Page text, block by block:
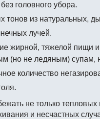
головного убора.
тонов из натуральных,
лучей.
жирной, тяжелой пищи
(но не ледяным)
количество
не только
и несчастных